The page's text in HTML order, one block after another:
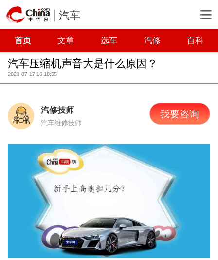
汽车
首页 文章 选车 汽修 百科
汽车压缩机声音大是什么原因？
2023-07-17 16:18:55
汽修技师
汽车维修技师
我要咨询